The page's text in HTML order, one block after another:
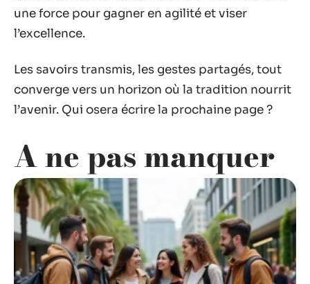
une force pour gagner en agilité et viser
l’excellence.
Les savoirs transmis, les gestes partagés, tout
converge vers un horizon où la tradition nourrit
l’avenir. Qui osera écrire la prochaine page ?
A ne pas manquer